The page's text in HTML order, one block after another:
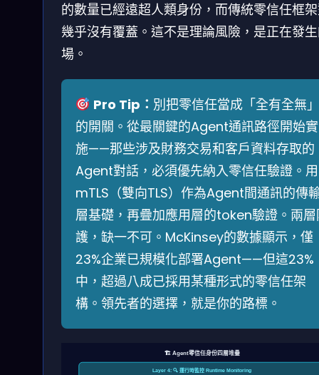
的數量已經遠超人類身份，而傳統零信任框
幾乎沒有覆蓋。這不是理論風險，是正在發
場。
Pro Tip： 別把零信任當成「全有全無」
的開關。從最關鍵的Agent通訊路徑開始實
施——那些涉及財務交易和客戶資料存取的
Agent對話，必須優先納入零信任驗證。用
mTLS（雙向TLS）作為Agent間通訊的傳
層基礎，再疊加應用層的token驗證。兩
護，缺一不可。McKinsey的數據顯示，僅
23%企業已規模化部署Agent——但這23%
中，超過八成已採用某種形式的零信任架
構。領先者的選擇，就是你的路標。
🏗️ Agent零信任身份四層堆疊
Layer 4: 🔍 運行時監控 Runtime Monitoring